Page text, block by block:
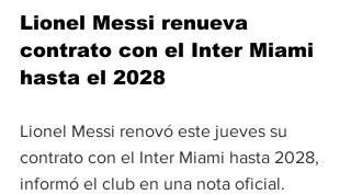
Lionel Messi renueva
contrato con el Inter Miami
hasta el 2028
Lionel Messi renovó este jueves su
contrato con el Inter Miami hasta 2028,
informó el club en una nota oficial.